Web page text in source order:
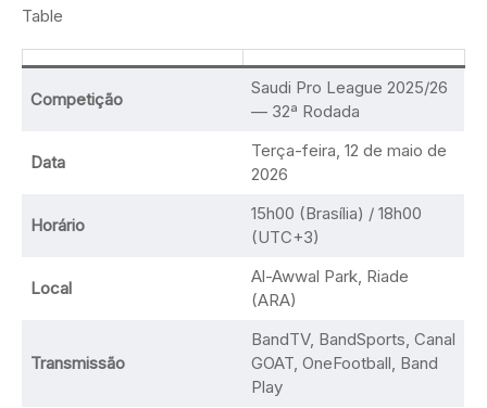
Table
Competição
Saudi Pro League 2025/26
— 32ª Rodada
Data
Terça-feira, 12 de maio de
2026
Horário
15h00 (Brasília) / 18h00
(UTC+3)
Local
Al-Awwal Park, Riade
(ARA)
Transmissão
BandTV, BandSports, Canal
GOAT, OneFootball, Band
Play